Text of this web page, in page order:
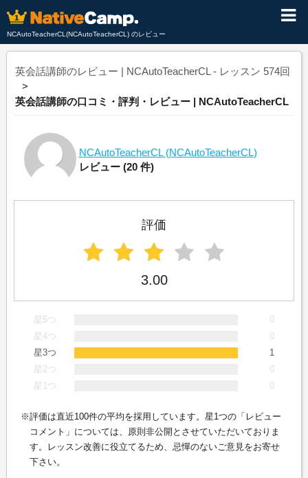
NCAutoTeacherCL(NCAutoTeacherCL) のレビュー
英会話講師のレビュー | NCAutoTeacherCL - レッスン 574回
英会話講師の口コミ・評判・レビュー | NCAutoTeacherCL
NCAutoTeacherCL (NCAutoTeacherCL)
レビュー (20 件)
評価
3.00
星5つ
0
星4つ
0
星3つ
1
星2つ
0
星1つ
0
評価は直近100件の平均を採用しています。星1つの「レビュー
コメント」については、原則非公開とさせていただいておりま
す。レッスン改善に役立てるため、忌憚のないご意見をお寄せ
下さい。